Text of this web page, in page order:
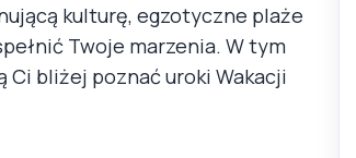
kulturę, egzotyczne plaże
Twoje marzenia. W tym
bliżej poznać uroki Wakacji